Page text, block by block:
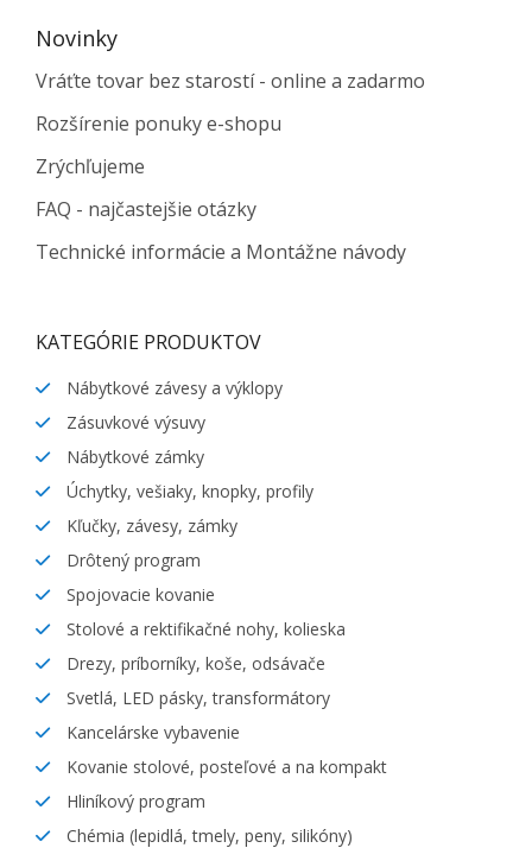
Novinky
Vráťte tovar bez starostí - online a zadarmo
Rozšírenie ponuky e-shopu
Zrýchľujeme
FAQ - najčastejšie otázky
Technické informácie a Montážne návody
KATEGÓRIE PRODUKTOV
Nábytkové závesy a výklopy
Zásuvkové výsuvy
Nábytkové zámky
Úchytky, vešiaky, knopky, profily
Kľučky, závesy, zámky
Drôtený program
Spojovacie kovanie
Stolové a rektifikačné nohy, kolieska
Drezy, príborníky, koše, odsávače
Svetlá, LED pásky, transformátory
Kancelárske vybavenie
Kovanie stolové, posteľové a na kompakt
Hliníkový program
Chémia (lepidlá, tmely, peny, silikóny)